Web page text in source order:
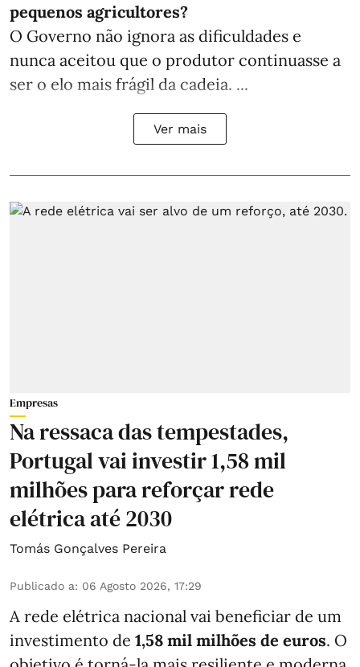
pequenos agricultores?
O Governo não ignora as dificuldades e
nunca aceitou que o produtor continuasse a
ser o elo mais frágil da cadeia. ...
Ver mais
Empresas
Na ressaca das tempestades,
Portugal vai investir 1,58 mil
milhões para reforçar rede
elétrica até 2030
Tomás Gonçalves Pereira
Publicado a: 06 Agosto 2026, 17:29
A rede elétrica nacional vai beneficiar de um
investimento de 1,58 mil milhões de euros. O